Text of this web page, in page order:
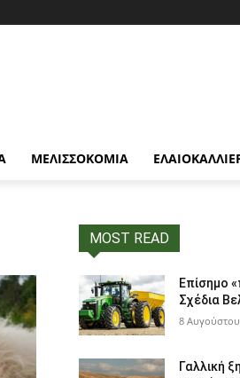
ΜΕΛΙΣΣΟΚΟΜΙΑ
MOST READ
Επίσημο
Σχέδια
8
Γαλλική